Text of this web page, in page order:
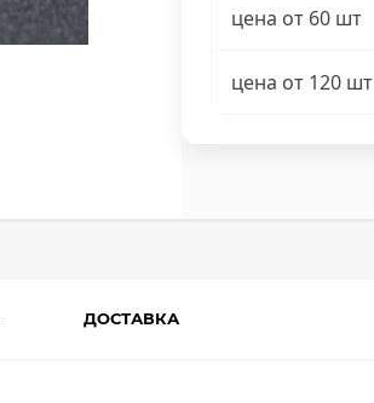
цена от 60 шт
цена от 120 шт
ДОСТАВКА